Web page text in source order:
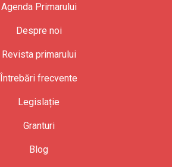
Agenda Primarului
Despre noi
Revista primarului
Întrebări frecvente
Legislație
Granturi
Blog